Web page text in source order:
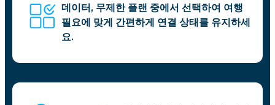
데이터, 무제한 플랜 중에서 선택하여 여행
필요에 맞게 간편하게 연결 상태를 유지하세
요.